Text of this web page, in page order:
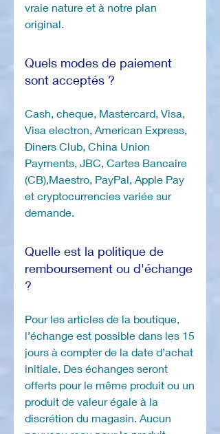
vraie nature et à notre plan
original.
Quels modes de paiement
sont acceptés ?
Cash, cheque, Mastercard, Visa,
Visa electron, American Express,
Diners Club, China Union
Payments, JBC, Cartes Bancaire
(CB),Maestro, PayPal, Apple Pay
et cryptocurrencies variée sur
demande.
Quelle est la politique de
remboursement ou d'échange
?
Pour les articles de la boutique,
l’échange est possible dans les 15
jours à compter de la date d’achat
initiale. Des échanges seront
offerts pour le même produit ou un
produit de valeur égale à la
discrétion du magasin. Aucun